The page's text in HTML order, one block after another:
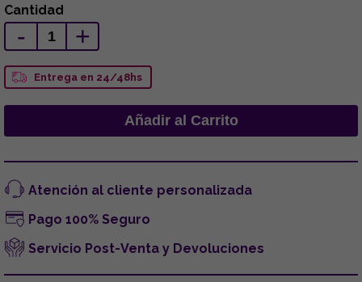
Cantidad
- +
Entrega en 24/48hs
Atención al cliente personalizada
Pago 100% Seguro
Servicio Post-Venta y Devoluciones